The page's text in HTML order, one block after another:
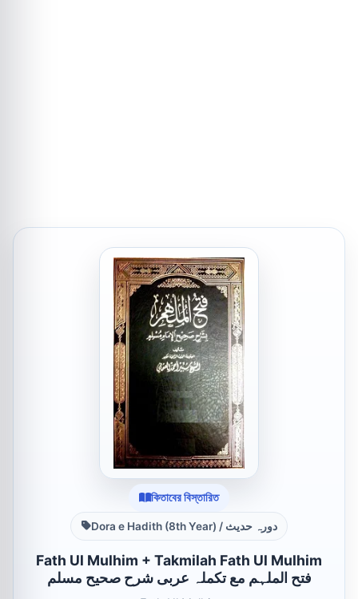
কিতাবের বিস্তারিত
Dora e Hadith (8th Year) / دورہ حدیث
Fath Ul Mulhim + Takmilah Fath Ul Mulhim
فتح الملہم مع تکملہ عربی شرح صحیح مسلم